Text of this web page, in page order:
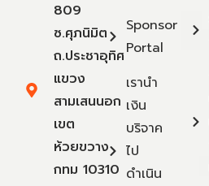
809
ซ.ศุภนิมิต
ถ.ประชาอุทิศ
แขวง
สามเสนนอก
เขต
ห้วยขวาง
กทม 10310
Sponsor
Portal
เรานำ
เงิน
บริจาค
ไป
ดำเนิน